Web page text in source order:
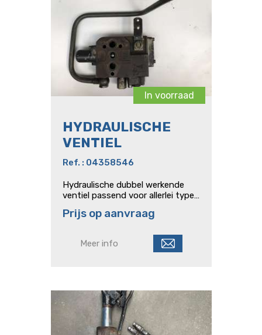
In voorraad
HYDRAULISCHE
VENTIEL
Ref. : 04358546
Hydraulische dubbel werkende
ventiel passend voor allerlei types
Agroprima/Agroxtra/D07C/DX
7/Hopfen/Intrac
Prijs op aanvraag
Meer info